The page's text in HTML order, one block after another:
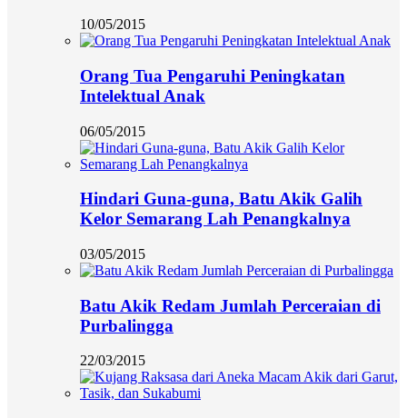
10/05/2015
Orang Tua Pengaruhi Peningkatan
Intelektual Anak
06/05/2015
Hindari Guna-guna, Batu Akik Galih
Kelor Semarang Lah Penangkalnya
03/05/2015
Batu Akik Redam Jumlah Perceraian di
Purbalingga
22/03/2015